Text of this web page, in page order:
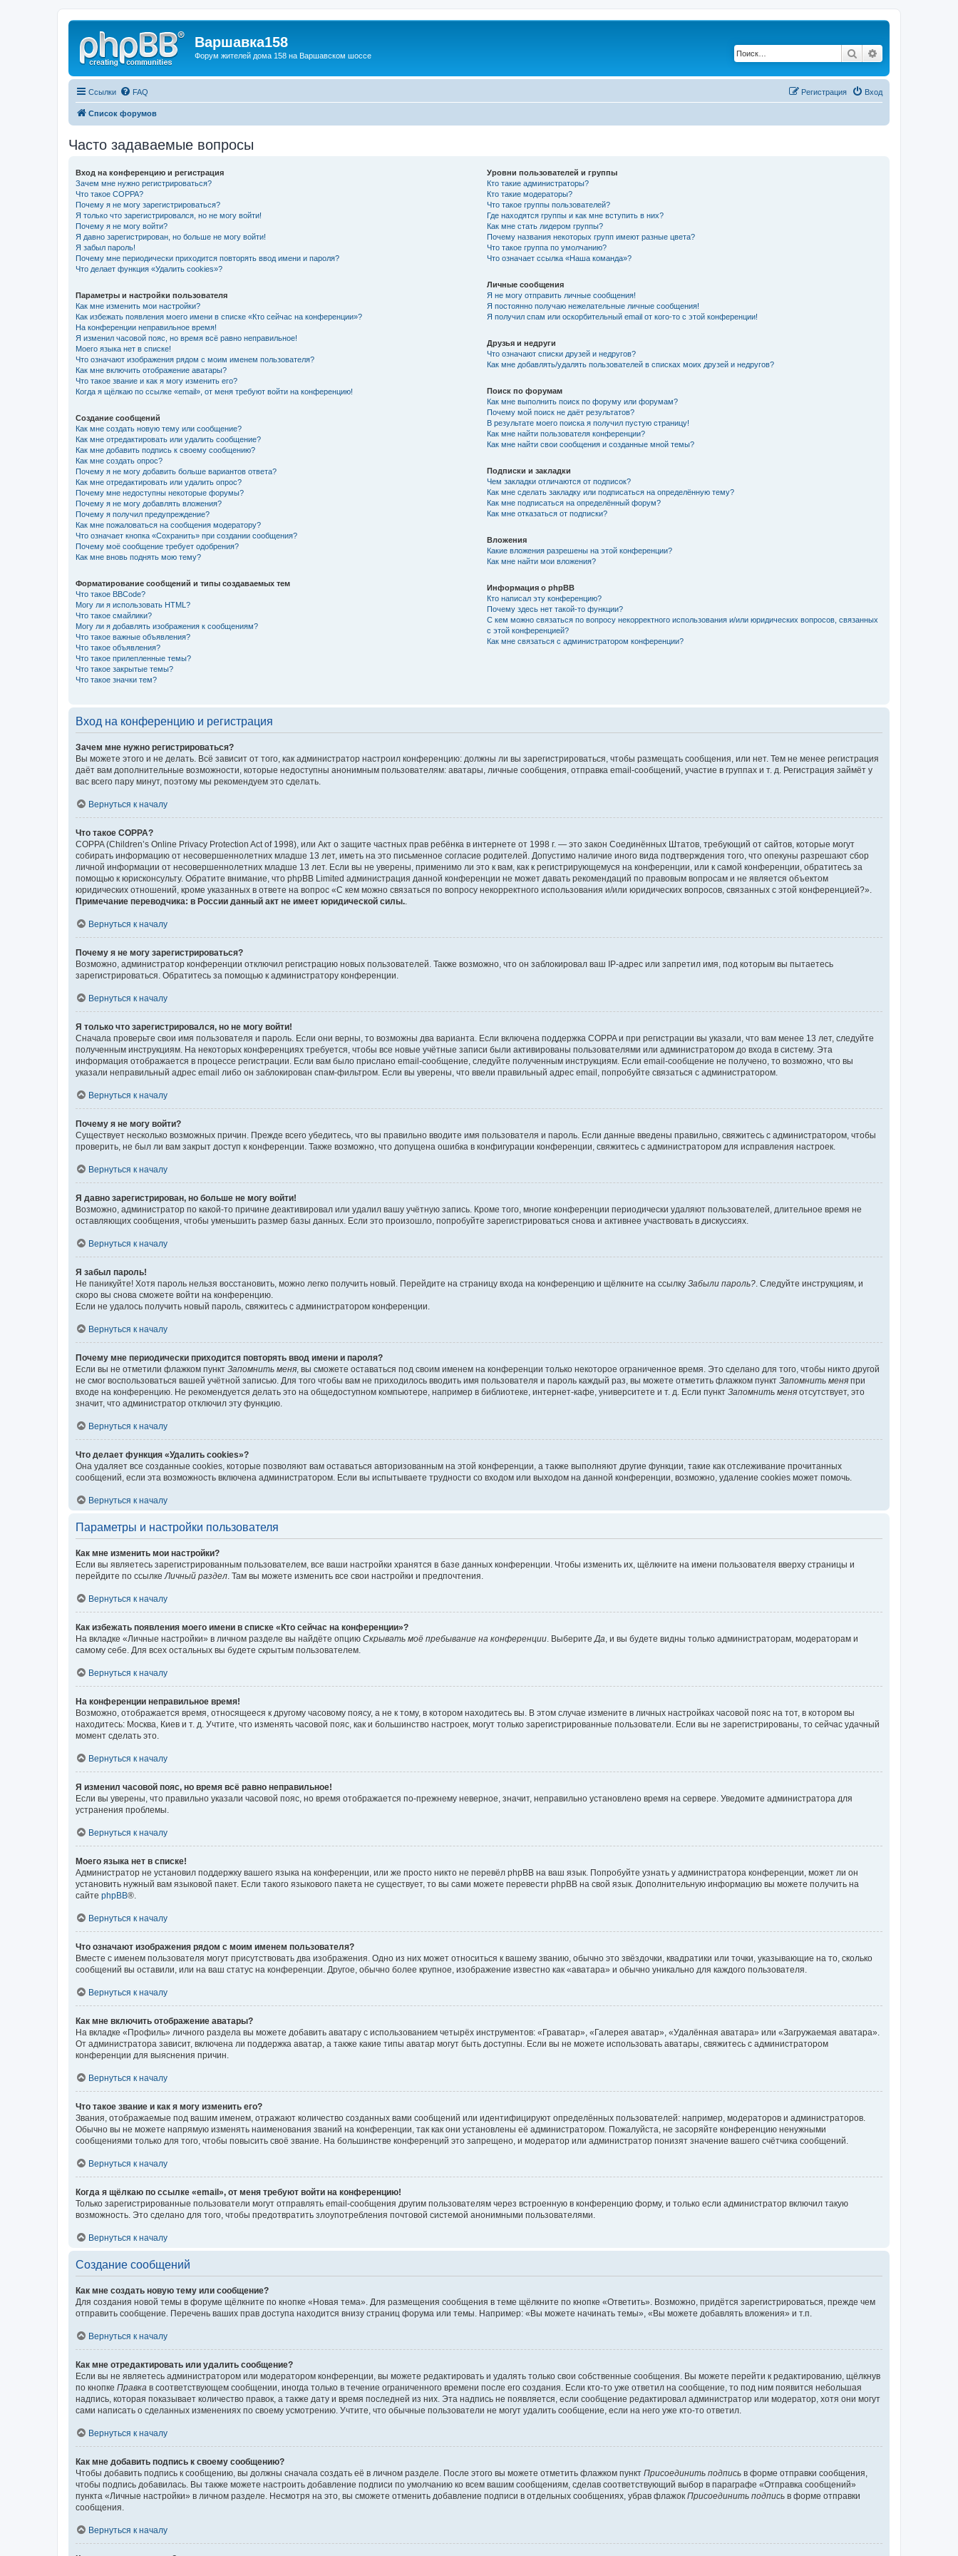
Варшавка158
Форум жителей дома 158 на Варшавском шоссе Поиск
Ссылки FAQ Вход
Регистрация
Список форумов
Часто задаваемые вопросы
Вход на конференцию и регистрация
Зачем мне нужно регистрироваться?
Что такое COPPA?
Почему я не могу зарегистрироваться?
Я только что зарегистрировался, но не могу войти!
Почему я не могу войти?
Я давно зарегистрирован, но больше не могу войти!
Я забыл пароль!
Почему мне периодически приходится повторять ввод имени и пароля?
Что делает функция «Удалить cookies»?
Параметры и настройки пользователя
Как мне изменить мои настройки?
Как избежать появления моего имени в списке «Кто сейчас на конференции»?
На конференции неправильное время!
Я изменил часовой пояс, но время всё равно неправильное!
Моего языка нет в списке!
Что означают изображения рядом с моим именем пользователя?
Как мне включить отображение аватары?
Что такое звание и как я могу изменить его?
Когда я щёлкаю по ссылке «email», от меня требуют войти на конференцию!
Создание сообщений
Как мне создать новую тему или сообщение?
Как мне отредактировать или удалить сообщение?
Как мне добавить подпись к своему сообщению?
Как мне создать опрос?
Почему я не могу добавить больше вариантов ответа?
Как мне отредактировать или удалить опрос?
Почему мне недоступны некоторые форумы?
Почему я не могу добавлять вложения?
Почему я получил предупреждение?
Как мне пожаловаться на сообщения модератору?
Что означает кнопка «Сохранить» при создании сообщения?
Почему моё сообщение требует одобрения?
Как мне вновь поднять мою тему?
Форматирование сообщений и типы создаваемых тем
Что такое BBCode?
Могу ли я использовать HTML?
Что такое смайлики?
Могу ли я добавлять изображения к сообщениям?
Что такое важные объявления?
Что такое объявления?
Что такое прилепленные темы?
Что такое закрытые темы?
Что такое значки тем?
Уровни пользователей и группы
Кто такие администраторы?
Кто такие модераторы?
Что такое группы пользователей?
Где находятся группы и как мне вступить в них?
Как мне стать лидером группы?
Почему названия некоторых групп имеют разные цвета?
Что такое группа по умолчанию?
Что означает ссылка «Наша команда»?
Личные сообщения
Я не могу отправить личные сообщения!
Я постоянно получаю нежелательные личные сообщения!
Я получил спам или оскорбительный email от кого-то с этой конференции!
Друзья и недруги
Что означают списки друзей и недругов?
Как мне добавлять/удалять пользователей в списках моих друзей и недругов?
Поиск по форумам
Как мне выполнить поиск по форуму или форумам?
Почему мой поиск не даёт результатов?
В результате моего поиска я получил пустую страницу!
Как мне найти пользователя конференции?
Как мне найти свои сообщения и созданные мной темы?
Подписки и закладки
Чем закладки отличаются от подписок?
Как мне сделать закладку или подписаться на определённую тему?
Как мне подписаться на определённый форум?
Как мне отказаться от подписки?
Вложения
Какие вложения разрешены на этой конференции?
Как мне найти мои вложения?
Информация о phpBB
Кто написал эту конференцию?
Почему здесь нет такой-то функции?
С кем можно связаться по вопросу некорректного использования и/или юридических вопросов, связанных
с этой конференцией?
Как мне связаться с администратором конференции?
Вход на конференцию и регистрация
Зачем мне нужно регистрироваться?
Вы можете этого и не делать. Всё зависит от того, как администратор настроил конференцию: должны ли вы зарегистрироваться, чтобы размещать сообщения, или нет. Тем не менее регистрация
даёт вам дополнительные возможности, которые недоступны анонимным пользователям: аватары, личные сообщения, отправка email-сообщений, участие в группах и т. д. Регистрация займёт у
вас всего пару минут, поэтому мы рекомендуем это сделать.
Вернуться к началу
Что такое COPPA?
COPPA (Children’s Online Privacy Protection Act of 1998), или Акт о защите частных прав ребёнка в интернете от 1998 г. — это закон Соединённых Штатов, требующий от сайтов, которые могут
собирать информацию от несовершеннолетних младше 13 лет, иметь на это письменное согласие родителей. Допустимо наличие иного вида подтверждения того, что опекуны разрешают сбор
личной информации от несовершеннолетних младше 13 лет. Если вы не уверены, применимо ли это к вам, как к регистрирующемуся на конференции, или к самой конференции, обратитесь за
помощью к юрисконсульту. Обратите внимание, что phpBB Limited администрация данной конференции не может давать рекомендаций по правовым вопросам и не является объектом
юридических отношений, кроме указанных в ответе на вопрос «С кем можно связаться по вопросу некорректного использования и/или юридических вопросов, связанных с этой конференцией?».
Примечание переводчика: в России данный акт не имеет юридической силы.
Вернуться к началу
Почему я не могу зарегистрироваться?
Возможно, администратор конференции отключил регистрацию новых пользователей. Также возможно, что он заблокировал ваш IP-адрес или запретил имя, под которым вы пытаетесь
зарегистрироваться. Обратитесь за помощью к администратору конференции.
Вернуться к началу
Я только что зарегистрировался, но не могу войти!
Сначала проверьте свои имя пользователя и пароль. Если они верны, то возможны два варианта. Если включена поддержка COPPA и при регистрации вы указали, что вам менее 13 лет, следуйте
полученным инструкциям. На некоторых конференциях требуется, чтобы все новые учётные записи были активированы пользователями или администратором до входа в систему. Эта
информация отображается в процессе регистрации. Если вам было прислано email-сообщение, следуйте полученным инструкциям. Если email-сообщение не получено, то возможно, что вы
указали неправильный адрес email либо он заблокирован спам-фильтром. Если вы уверены, что ввели правильный адрес email, попробуйте связаться с администратором.
Вернуться к началу
Почему я не могу войти?
Существует несколько возможных причин. Прежде всего убедитесь, что вы правильно вводите имя пользователя и пароль. Если данные введены правильно, свяжитесь с администратором, чтобы
проверить, не был ли вам закрыт доступ к конференции. Также возможно, что допущена ошибка в конфигурации конференции, свяжитесь с администратором для исправления настроек.
Вернуться к началу
Я давно зарегистрирован, но больше не могу войти!
Возможно, администратор по какой-то причине деактивировал или удалил вашу учётную запись. Кроме того, многие конференции периодически удаляют пользователей, длительное время не
оставляющих сообщения, чтобы уменьшить размер базы данных. Если это произошло, попробуйте зарегистрироваться снова и активнее участвовать в дискуссиях.
Вернуться к началу
Я забыл пароль!
Не паникуйте! Хотя пароль нельзя восстановить, можно легко получить новый. Перейдите на страницу входа на конференцию и щёлкните на ссылку Забыли пароль? . Следуйте инструкциям, и
скоро вы снова сможете войти на конференцию.
Если не удалось получить новый пароль, свяжитесь с администратором конференции.
Вернуться к началу
Почему мне периодически приходится повторять ввод имени и пароля?
Если вы не отметили флажком пункт Запомнить меня , вы сможете оставаться под своим именем на конференции только некоторое ограниченное время. Это сделано для того, чтобы никто другой
не смог воспользоваться вашей учётной записью. Для того чтобы вам не приходилось вводить имя пользователя и пароль каждый раз, вы можете отметить флажком пункт Запомнить меня при
входе на конференцию. Не рекомендуется делать это на общедоступном компьютере, например в библиотеке, интернет-кафе, университете и т. д. Если пункт Запомнить меня отсутствует, это
значит, что администратор отключил эту функцию.
Вернуться к началу
Что делает функция «Удалить cookies»?
Она удаляет все созданные cookies, которые позволяют вам оставаться авторизованным на этой конференции, а также выполняют другие функции, такие как отслеживание прочитанных
сообщений, если эта возможность включена администратором. Если вы испытываете трудности со входом или выходом на данной конференции, возможно, удаление cookies может помочь.
Вернуться к началу
Параметры и настройки пользователя
Как мне изменить мои настройки?
Если вы являетесь зарегистрированным пользователем, все ваши настройки хранятся в базе данных конференции. Чтобы изменить их, щёлкните на имени пользователя вверху страницы и
перейдите по ссылке Личный раздел . Там вы можете изменить все свои настройки и предпочтения.
Вернуться к началу
Как избежать появления моего имени в списке «Кто сейчас на конференции»?
На вкладке «Личные настройки» в личном разделе вы найдёте опцию Скрывать моё пребывание на конференции . Выберите Да , и вы будете видны только администраторам, модераторам и
самому себе. Для всех остальных вы будете скрытым пользователем.
Вернуться к началу
На конференции неправильное время!
Возможно, отображается время, относящееся к другому часовому поясу, а не к тому, в котором находитесь вы. В этом случае измените в личных настройках часовой пояс на тот, в котором вы
находитесь: Москва, Киев и т. д. Учтите, что изменять часовой пояс, как и большинство настроек, могут только зарегистрированные пользователи. Если вы не зарегистрированы, то сейчас удачный
момент сделать это.
Вернуться к началу
Я изменил часовой пояс, но время всё равно неправильное!
Если вы уверены, что правильно указали часовой пояс, но время отображается по-прежнему неверное, значит, неправильно установлено время на сервере. Уведомите администратора для
устранения проблемы.
Вернуться к началу
Моего языка нет в списке!
Администратор не установил поддержку вашего языка на конференции, или же просто никто не перевёл phpBB на ваш язык. Попробуйте узнать у администратора конференции, может ли он
установить нужный вам языковой пакет. Если такого языкового пакета не существует, то вы сами можете перевести phpBB на свой язык. Дополнительную информацию вы можете получить на
сайте phpBB®.
Вернуться к началу
Что означают изображения рядом с моим именем пользователя?
Вместе с именем пользователя могут присутствовать два изображения. Одно из них может относиться к вашему званию, обычно это звёздочки, квадратики или точки, указывающие на то, сколько
сообщений вы оставили, или на ваш статус на конференции. Другое, обычно более крупное, изображение известно как «аватара» и обычно уникально для каждого пользователя.
Вернуться к началу
Как мне включить отображение аватары?
На вкладке «Профиль» личного раздела вы можете добавить аватару с использованием четырёх инструментов: «Граватар», «Галерея аватар», «Удалённая аватара» или «Загружаемая аватара».
От администратора зависит, включена ли поддержка аватар, а также какие типы аватар могут быть доступны. Если вы не можете использовать аватары, свяжитесь с администратором
конференции для выяснения причин.
Вернуться к началу
Что такое звание и как я могу изменить его?
Звания, отображаемые под вашим именем, отражают количество созданных вами сообщений или идентифицируют определённых пользователей: например, модераторов и администраторов.
Обычно вы не можете напрямую изменять наименования званий на конференции, так как они установлены её администратором. Пожалуйста, не засоряйте конференцию ненужными
сообщениями только для того, чтобы повысить своё звание. На большинстве конференций это запрещено, и модератор или администратор понизят значение вашего счётчика сообщений.
Вернуться к началу
Когда я щёлкаю по ссылке «email», от меня требуют войти на конференцию!
Только зарегистрированные пользователи могут отправлять email-сообщения другим пользователям через встроенную в конференцию форму, и только если администратор включил такую
возможность. Это сделано для того, чтобы предотвратить злоупотребления почтовой системой анонимными пользователями.
Вернуться к началу
Создание сообщений
Как мне создать новую тему или сообщение?
Для создания новой темы в форуме щёлкните по кнопке «Новая тема». Для размещения сообщения в теме щёлкните по кнопке «Ответить». Возможно, придётся зарегистрироваться, прежде чем
отправить сообщение. Перечень ваших прав доступа находится внизу страниц форума или темы. Например: «Вы можете начинать темы», «Вы можете добавлять вложения» и т.п.
Вернуться к началу
Как мне отредактировать или удалить сообщение?
Если вы не являетесь администратором или модератором конференции, вы можете редактировать и удалять только свои собственные сообщения. Вы можете перейти к редактированию, щёлкнув
по кнопке Правка в соответствующем сообщении, иногда только в течение ограниченного времени после его создания. Если кто-то уже ответил на сообщение, то под ним появится небольшая
надпись, которая показывает количество правок, а также дату и время последней из них. Эта надпись не появляется, если сообщение редактировал администратор или модератор, хотя они могут
сами написать о сделанных изменениях по своему усмотрению. Учтите, что обычные пользователи не могут удалить сообщение, если на него уже кто-то ответил.
Вернуться к началу
Как мне добавить подпись к своему сообщению?
Чтобы добавить подпись к сообщению, вы должны сначала создать её в личном разделе. После этого вы можете отметить флажком пункт Присоединить подпись в форме отправки сообщения,
чтобы подпись добавилась. Вы также можете настроить добавление подписи по умолчанию ко всем вашим сообщениям, сделав соответствующий выбор в параграфе «Отправка сообщений»
пункта «Личные настройки» в личном разделе. Несмотря на это, вы сможете отменить добавление подписи в отдельных сообщениях, убрав флажок Присоединить подпись в форме отправки
сообщения.
Вернуться к началу